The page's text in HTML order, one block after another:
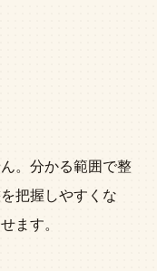
。分かる範囲で整
把握しやすくな
ます。